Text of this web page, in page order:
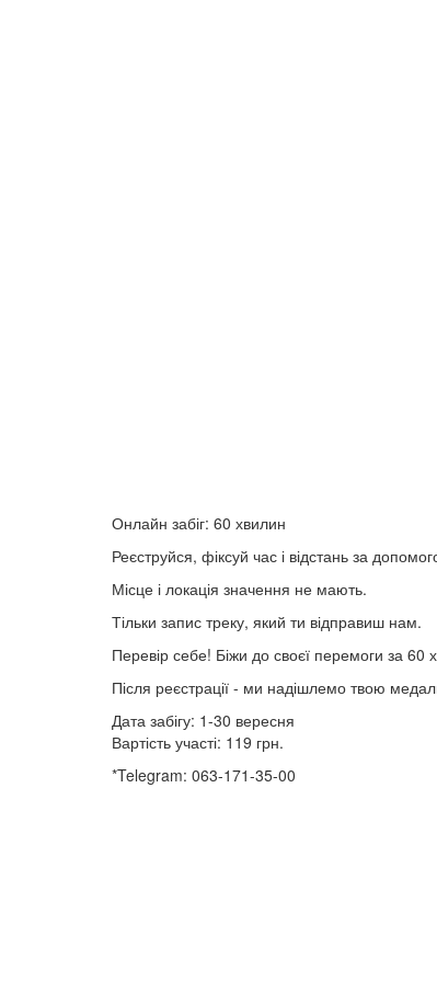
Онлайн забіг: 60 хвилин
Реєструйся, фіксуй час і відстань за
Місце і локація значення не мають.
Тільки запис треку, який ти відправиш нам.
Перевір себе! Біжи до своєї перемоги за 60
Після реєстрації - ми надішлемо твою
Дата забігу: 1-30 вересня
Вартість участі: 119 грн.
*Telegram: 063-171-35-00